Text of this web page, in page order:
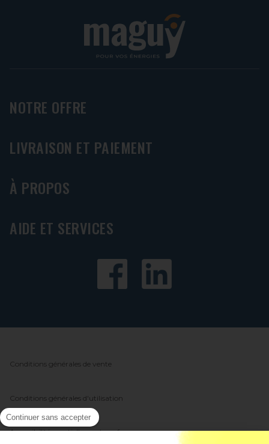
NOTRE OFFRE
LIVRAISON ET PAIEMENT
À PROPOS
AIDE ET SERVICES
Conditions générales de vente
Conditions générales d'utilisation
Accessibilité : partiellement conforme
Continuer sans accepter